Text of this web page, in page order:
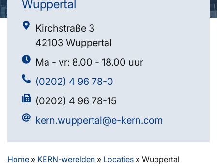
Wuppertal
Kirchstraße 3
42103 Wuppertal
Ma - vr: 8.00 - 18.00 uur
(0202) 4 96 78-0
(0202) 4 96 78-15
kern.wuppertal@e-kern.com
Home » KERN-werelden » Locaties » Wuppertal